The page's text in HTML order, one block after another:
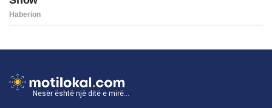
Nesër është një ditë e mirë...